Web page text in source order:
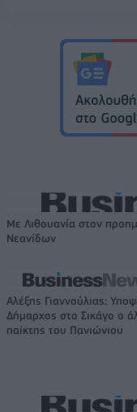
Με Λιθουανία στον
Νεανίδων
Αλέξης Γιαννούλιας:
Δήμαρχος στο Σικάγο ο
παίκτης του Πανιώνιου